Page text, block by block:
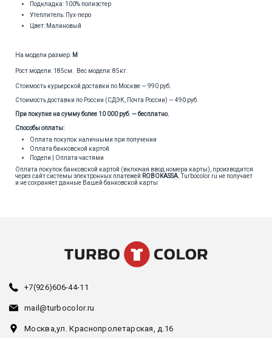
Подкладка: 100% полиэстер
Утеплитель: Пух-перо
Цвет: Малиновый
На модели размер: М
Рост модели: 185см. Вес модели: 85кг.
Стоимость курьерской доставки по Москве — 990 руб.
Стоимость доставки по России (СДЭК, Почта России) — 490 руб.
При покупке на сумму более 10 000 руб. — бесплатно.
Способы оплаты:
Оплата покупок наличными при получении
Оплата банковской картой
Подели | Оплата частями
Оплата покупок банковской картой (включая ввод номера карты), производится
через сайт системы электронных платежей ROBOKASSA.Turbocolor.ru не получает
и не сохраняет данные Вашей банковской карты
+7(926)606-44-11
mail@turbocolor.ru
Москва,ул. Краснопролетарская, д.16